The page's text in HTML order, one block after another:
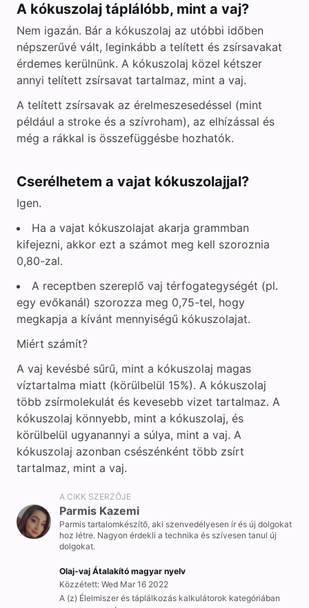
A kókuszolaj táplálóbb, mint a vaj?
Nem igazán. Bár a kókuszolaj az utóbbi időben
népszerűvé vált, leginkább a telített és zsírsavakat
érdemes kerülnünk. A kókuszolaj közel kétszer
annyi telített zsírsavat tartalmaz, mint a vaj.
A telített zsírsavak az érelmeszesedéssel (mint
például a stroke és a szívroham), az elhízással és
még a rákkal is összefüggésbe hozhatók.
Cserélhetem a vajat kókuszolajjal?
Igen.
Ha a vajat kókuszolajat akarja grammban
kifejezni, akkor ezt a számot meg kell szoroznia
0,80-zal.
A receptben szereplő vaj térfogategységét (pl.
egy evőkanál) szorozza meg 0,75-tel, hogy
megkapja a kívánt mennyiségű kókuszolajat.
Miért számít?
A vaj kevésbé sűrű, mint a kókuszolaj magas
víztartalma miatt (körülbelül 15%). A kókuszolaj
több zsírmolekulát és kevesebb vizet tartalmaz. A
kókuszolaj könnyebb, mint a kókuszolaj, és
körülbelül ugyanannyi a súlya, mint a vaj. A
kókuszolaj azonban csészénként több zsírt
tartalmaz, mint a vaj.
A CIKK SZERZŐJE
Parmis Kazemi
Parmis tartalomkészítő, aki szenvedélyesen ír és új dolgokat
hoz létre. Nagyon érdekli a technika és szívesen tanul új
dolgokat.
Olaj-vaj Átalakító magyar nyelv
Közzétett: Wed Mar 16 2022
A (z) Élelmiszer és táplálkozás kalkulátorok kategóriában